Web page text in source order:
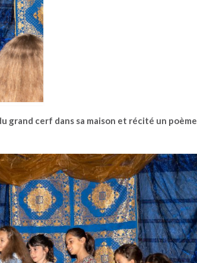
grand cerf dans sa maison et récité un poème